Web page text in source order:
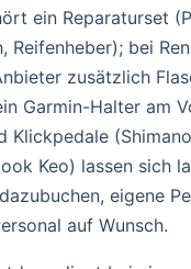
ein Reparaturset
Reifenheber); bei
zusätzlich
Garmin-Halter am
Klickpedale
Keo) lassen sich
eigene
auf Wunsch.